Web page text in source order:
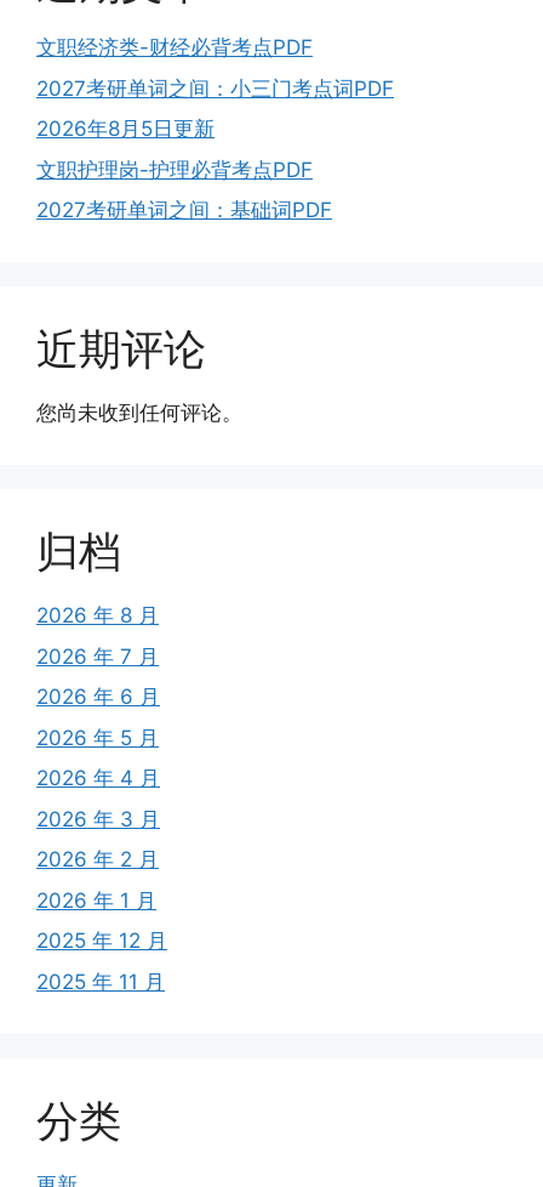
文职经济类-财经必背考点PDF
2027考研单词之间：小三门考点词PDF
2026年8月5日更新
文职护理岗-护理必背考点PDF
2027考研单词之间：基础词PDF
近期评论
您尚未收到任何评论。
归档
2026 年 8 月
2026 年 7 月
2026 年 6 月
2026 年 5 月
2026 年 4 月
2026 年 3 月
2026 年 2 月
2026 年 1 月
2025 年 12 月
2025 年 11 月
分类